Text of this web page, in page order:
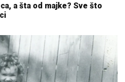
a šta od majke? Sve što